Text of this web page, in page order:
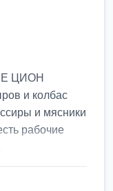
ЦИОН
и колбас
и мясники
рабочие